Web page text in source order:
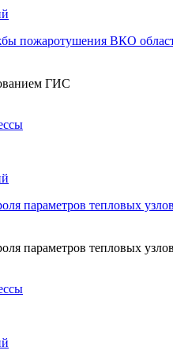
пожаротушения ВКО
ГИС
параметров тепловых
параметров тепловых